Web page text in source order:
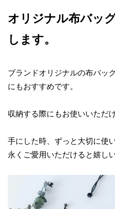
オリジナル布バッ
します。
ブランドオリジナルの布バッ
にもおすすめです。
収納する際にもお使いいただけ
手にした時、ずっと大切に使
永くご愛用いただけると嬉しい